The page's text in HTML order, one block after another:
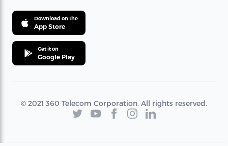
Download on the
App Store
Get it on
Google Play
© 2021 360 Telecom Corporation. All rights reserved.